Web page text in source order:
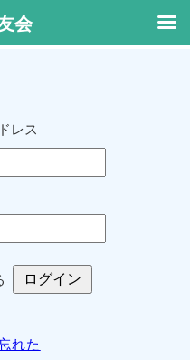
レス
れた
会